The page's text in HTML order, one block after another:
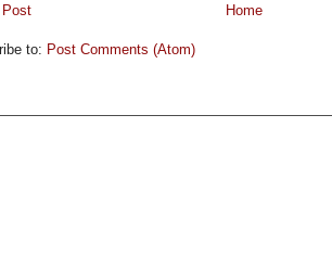
Post Home
to: Post Comments (Atom)